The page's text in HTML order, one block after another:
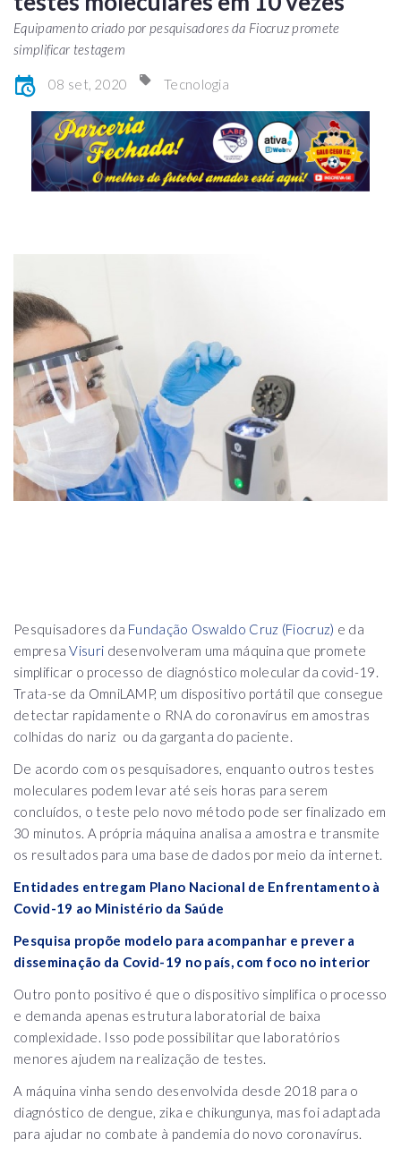
Equipamento criado por pesquisadores da Fiocruz promete
simplificar testagem
08 set, 2020 Tecnologia
Pesquisadores da Fundação Oswaldo Cruz (Fiocruz) e da
empresaVisuri desenvolveram uma máquina que promete
simplificar o processo de diagnóstico molecular da covid-19.
Trata-se da OmniLAMP, um dispositivo portátil que consegue
detectar rapidamente o RNA do coronavírus em amostras
colhidas do nariz ou da garganta do paciente.
De acordo com os pesquisadores, enquanto outros testes
moleculares podem levar até seis horas para serem
concluídos, o teste pelo novo método pode ser finalizado em
30 minutos. A própria máquina analisa a amostra e transmite
os resultados para uma base de dados por meio da internet.
Entidades entregam Plano Nacional de Enfrentamento à
Covid-19 ao Ministério da Saúde
Pesquisa propõe modelo para acompanhar e prever a
disseminação da Covid-19 no país, com foco no interior
Outro ponto positivo é que o dispositivo simplifica o processo
e demanda apenas estrutura laboratorial de baixa
complexidade. Isso pode possibilitar que laboratórios
menores ajudem na realização de testes.
A máquina vinha sendo desenvolvida desde 2018 para o
diagnóstico de dengue, zika e chikungunya, mas foi adaptada
para ajudar no combate à pandemia do novo coronavírus.